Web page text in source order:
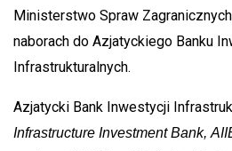
Ministerstwo Spraw
naborach do Azjatyckiego Banku
Infrastrukturalnych.
Azjatycki Bank Inwestycji
Infrastructure Investment Bank,